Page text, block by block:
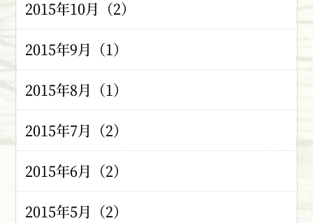
2015年10月（2）
2015年9月（1）
2015年8月（1）
2015年7月（2）
2015年6月（2）
2015年5月（2）